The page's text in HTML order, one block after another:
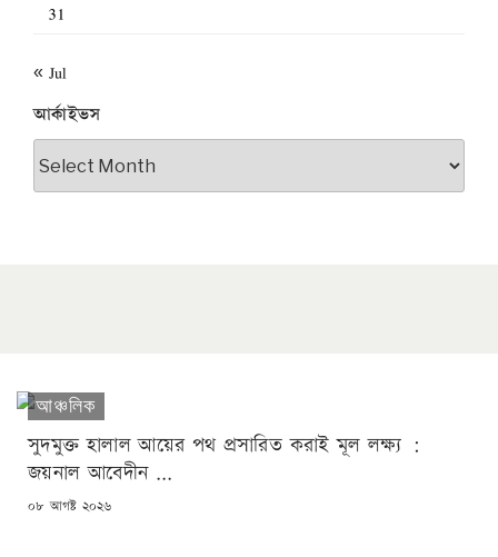
31
« Jul
আর্কাইভস
আর্কাইভস
আঞ্চলিক
সুদমুক্ত হালাল আয়ের পথ প্রসারিত করাই মূল লক্ষ্য :
জয়নাল আবেদীন ...
POSTED
০৮ আগষ্ট ২০২৬